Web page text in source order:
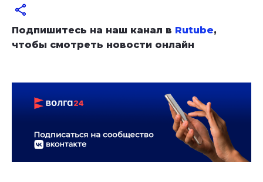
Подпишитесь на наш канал в Rutube,
чтобы смотреть новости онлайн